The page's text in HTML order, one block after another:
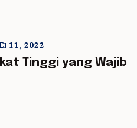
5 min read
11, 2022
Tinggi yang Wajib